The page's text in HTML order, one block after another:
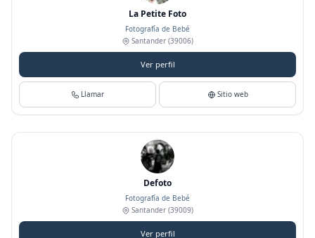
La Petite Foto
Fotografía de Bebé
Santander (39006)
Ver perfil
Llamar Sitio web
Defoto
Fotografía de Bebé
Santander (39009)
Ver perfil